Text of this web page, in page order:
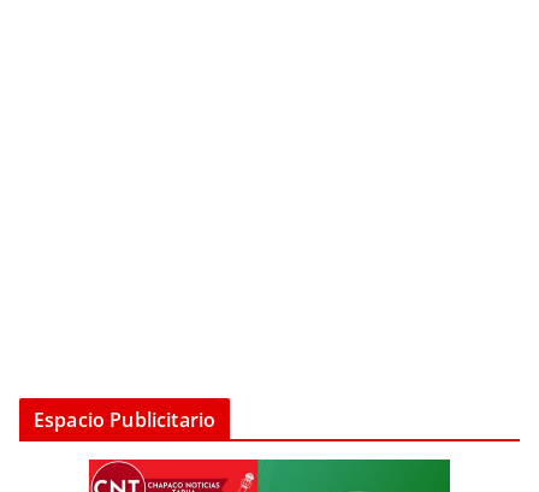
Espacio Publicitario